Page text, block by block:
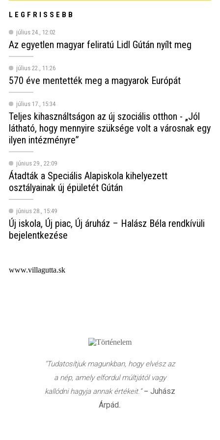
LEGFRISSEBB
július 24., 12:02
Az egyetlen magyar feliratú Lidl Gútán nyílt meg
július 22., 11:26
570 éve mentették meg a magyarok Európát
július 17., 15:34
Teljes kihasználtságon az új szociális otthon - „Jól
látható, hogy mennyire szüksége volt a városnak egy
ilyen intézményre”
június 29., 22:09
Átadták a Speciális Alapiskola kihelyezett
osztályainak új épületét Gútán
június 28., 15:49
Új iskola, Új piac, Új áruház – Halász Béla rendkívüli
bejelentkezése
www.villagutta.sk
"Tudatosítjuk magunkban, hogy elvész az
a nép, amely elfordul múltjától vagy
kallódni hagyja annak értékeit.”– Juhász
Árpád.